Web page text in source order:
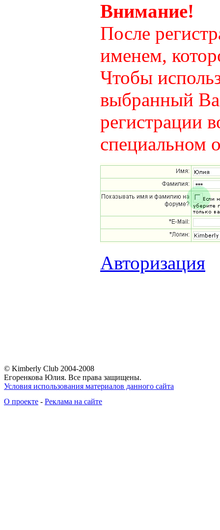
Внимание!
После
именем,
Чтобы
выбранный
регистрации
специальном
Авторизация
© Kimberly Club 2004-2008
Егоренкова Юлия. Все права защищены.
Условия использования материалов данного сайта
О проекте - Реклама на сайте